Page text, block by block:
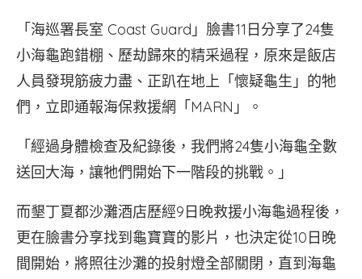
「海巡署長室 Coast Guard」臉書11日分享了24隻
小海龜跑錯棚、歷劫歸來的精采過程，原來是飯店
人員發現筋疲力盡、正趴在地上「懷疑龜生」的牠
們，立即通報海保救援網「MARN」。
「經過身體檢查及紀錄後，我們將24隻小海龜全數
送回大海，讓牠們開始下一階段的挑戰。」
而墾丁夏都沙灘酒店歷經9日晚救援小海龜過程後，
更在臉書分享找到龜寶寶的影片，也決定從10日晚
間開始，將照往沙灘的投射燈全部關閉，直到海龜